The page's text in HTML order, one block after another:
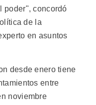
poder", concordó
de la
en asuntos
desde enero tiene
entre
noviembre